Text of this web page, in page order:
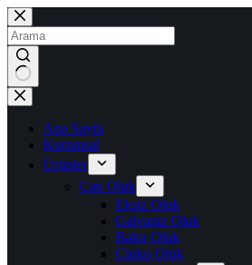
İçeriğe
geç
No
results
Ana Sayfa
Kurumsal
Ürünler
Çatı Oluk
Eksiz Oluk
Galvaniz Oluk
Bakır Oluk
Çinko Oluk